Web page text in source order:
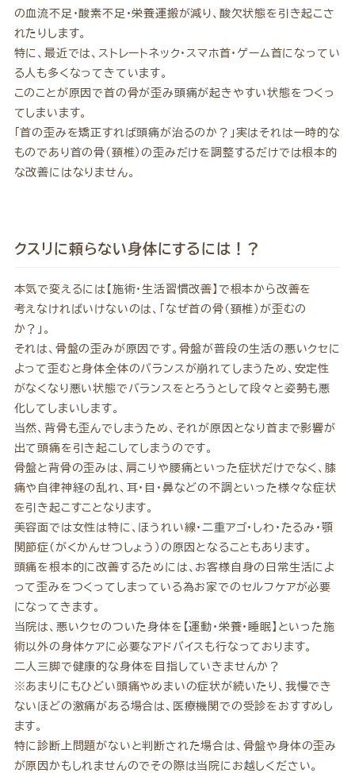
の血流不足・酸素不足・栄養運搬が減り、酸欠状態を引き起こさ
れたりします。
特に、最近では、ストレートネック・スマホ首・ゲーム首になってい
る人も多くなってきています。
このことが原因で首の骨が歪み頭痛が起きやすい状態をつくっ
てしまいます。
「首の歪みを矯正すれば頭痛が治るのか？」実はそれは一時的な
ものであり首の骨(頚椎)の歪みだけを調整するだけでは根本的
な改善にはなりません。
クスリに頼らない身体にするには！？
本気で変えるには【施術・生活習慣改善】で根本から改善を
考えなければいけないのは、「なぜ首の骨(頚椎)が歪むの
か？」。
それは、骨盤の歪みが原因です。骨盤が普段の生活の悪いクセに
よって歪むと身体全体のバランスが崩れてしまうため、安定性
がなくなり悪い状態でバランスをとろうとして段々と姿勢も悪
化してしまいします。
当然、背骨も歪んでしまうため、それが原因となり首まで影響が
出て頭痛を引き起こしてしまうのです。
骨盤と背骨の歪みは、肩こりや腰痛といった症状だけでなく、膝
痛や自律神経の乱れ、耳・目・鼻などの不調といった様々な症状
を引き起こすことなります。
美容面では女性は特に、ほうれい線・二重アゴ・しわ・たるみ・顎
関節症(がくかんせつしょう)の原因となることもあります。
頭痛を根本的に改善するためには、お客様自身の日常生活によ
って歪みをつくってしまっている為お家でのセルフケアが必要
になってきます。
当院は、悪いクセのついた身体を【運動・栄養・睡眠】といった施
術以外の身体ケアに必要なアドバイスも行なっております。
二人三脚で健康的な身体を目指していきませんか？
※あまりにもひどい頭痛やめまいの症状が続いたり、我慢でき
ないほどの激痛がある場合は、医療機関での受診をおすすめし
ます。
特に診断上問題がないと判断された場合は、骨盤や身体の歪み
が原因かもしれませんのでその際は当院にお越しください。